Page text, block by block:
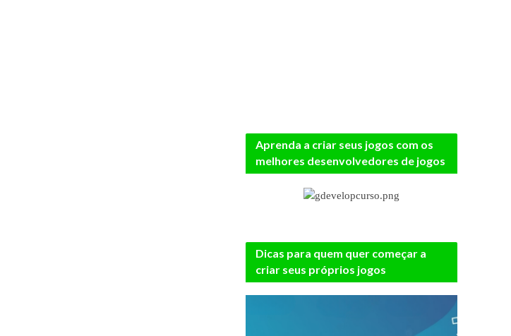
Aprenda a criar seus jogos com os
melhores desenvolvedores de jogos
Dicas para quem quer começar a
criar seus próprios jogos